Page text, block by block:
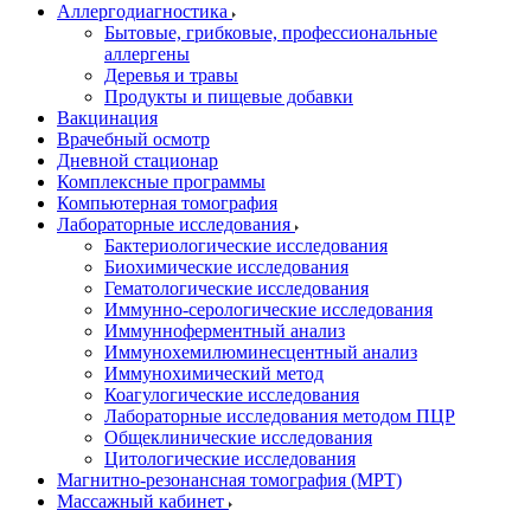
Аллергодиагностика
Бытовые, грибковые, профессиональные
аллергены
Деревья и травы
Продукты и пищевые добавки
Вакцинация
Врачебный осмотр
Дневной стационар
Комплексные программы
Компьютерная томография
Лабораторные исследования
Бактериологические исследования
Биохимические исследования
Гематологические исследования
Иммунно-серологические исследования
Иммунноферментный анализ
Иммунохемилюминесцентный анализ
Иммунохимический метод
Коагулогические исследования
Лабораторные исследования методом ПЦР
Общеклинические исследования
Цитологические исследования
Магнитно-резонансная томография (МРТ)
Массажный кабинет